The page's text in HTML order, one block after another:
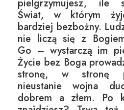
pielgrzymujesz, ile
Świat, w którym
bardziej bezbożny.
nie liczą się z
Go – wystarczą im
Życie bez Boga
stronę, w stronę
nieustanie wojna
dobrem a złem. Po